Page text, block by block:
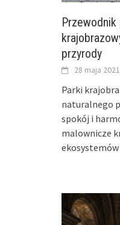
przyrody
28 maja 2021
Parki
naturalnego
spokój i
malownicze
ekosystemów